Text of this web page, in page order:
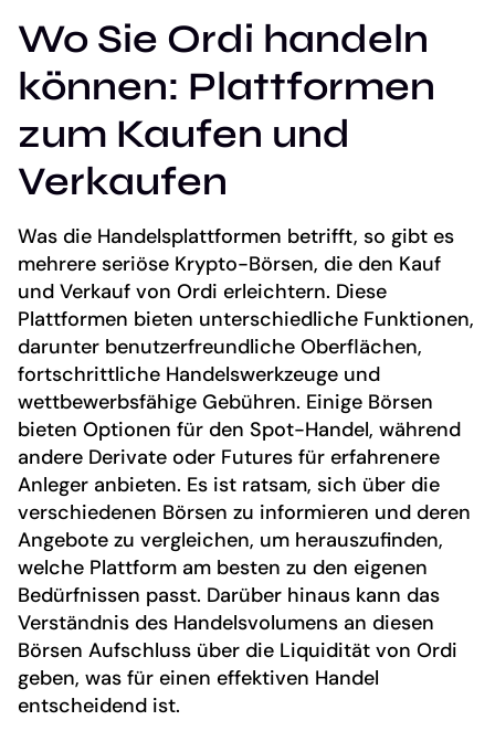
Wo Sie Ordi handeln
können: Plattformen
zum Kaufen und
Verkaufen
Was die Handelsplattformen betrifft, so gibt es
mehrere seriöse Krypto-Börsen, die den Kauf
und Verkauf von Ordi erleichtern. Diese
Plattformen bieten unterschiedliche Funktionen,
darunter benutzerfreundliche Oberflächen,
fortschrittliche Handelswerkzeuge und
wettbewerbsfähige Gebühren. Einige Börsen
bieten Optionen für den Spot-Handel, während
andere Derivate oder Futures für erfahrenere
Anleger anbieten. Es ist ratsam, sich über die
verschiedenen Börsen zu informieren und deren
Angebote zu vergleichen, um herauszufinden,
welche Plattform am besten zu den eigenen
Bedürfnissen passt. Darüber hinaus kann das
Verständnis des Handelsvolumens an diesen
Börsen Aufschluss über die Liquidität von Ordi
geben, was für einen effektiven Handel
entscheidend ist.